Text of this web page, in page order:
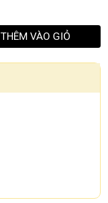
THÊM VÀO GIỎ